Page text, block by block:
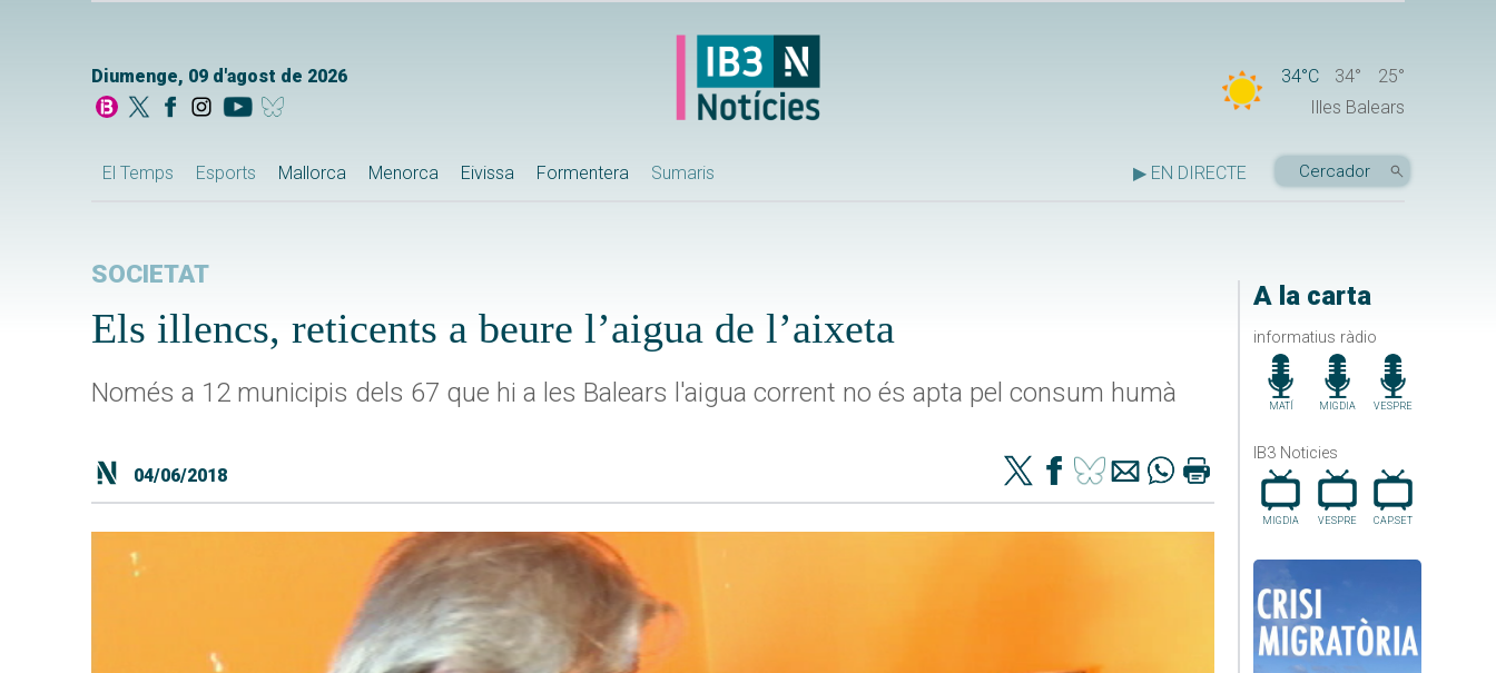
Diumenge, 09 d'agost de 2026 34°C 34°
25°
Illes Balears
El Temps Esports Mallorca Menorca Eivissa Formentera Sumaris ▶ EN DIRECTE
A la carta
informatius ràdio
MATÍ MIGDIA VESPRE
IB3 Noticies
MIGDIA VESPRE CAP.SET
SOCIETAT
Els illencs, reticents a beure l’aigua de l’aixeta
Només a 12 municipis dels 67 que hi a les Balears l'aigua corrent no és apta pel consum humà
04/06/2018